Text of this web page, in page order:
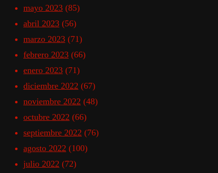
mayo 2023 (85)
abril 2023 (56)
marzo 2023 (71)
febrero 2023 (66)
enero 2023 (71)
diciembre 2022 (67)
noviembre 2022 (48)
octubre 2022 (66)
septiembre 2022 (76)
agosto 2022 (100)
julio 2022 (72)